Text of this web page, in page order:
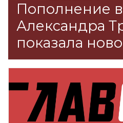
Пополнение
Александра
показала